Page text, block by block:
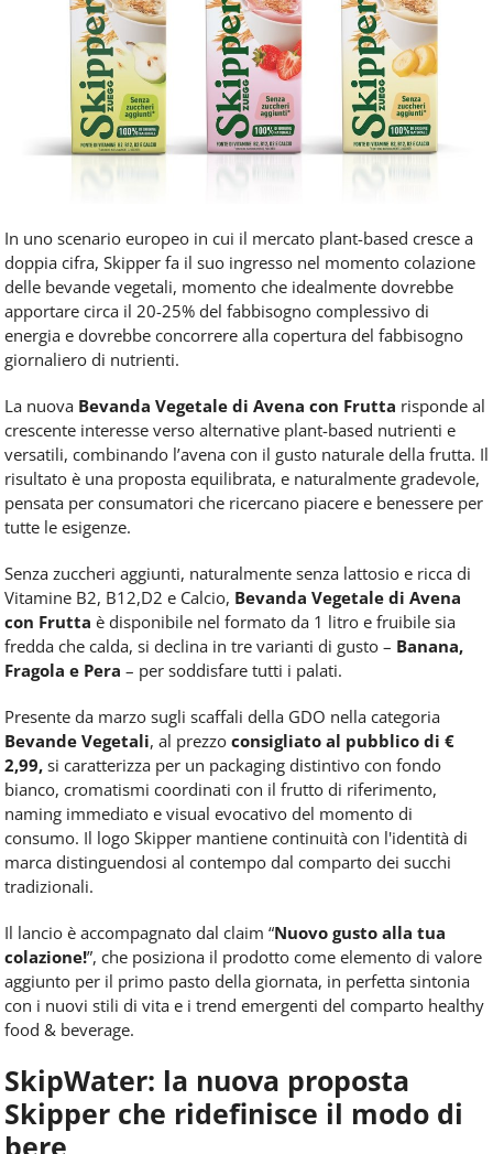
In uno scenario europeo in cui il mercato plant-based cresce a
doppia cifra, Skipper fa il suo ingresso nel momento colazione
delle bevande vegetali, momento che idealmente dovrebbe
apportare circa il 20-25% del fabbisogno complessivo di
energia e dovrebbe concorrere alla copertura del fabbisogno
giornaliero di nutrienti.
La nuova Bevanda Vegetale di Avena con Frutta risponde al
crescente interesse verso alternative plant-based nutrienti e
versatili, combinando l’avena con il gusto naturale della frutta. Il
risultato è una proposta equilibrata, e naturalmente gradevole,
pensata per consumatori che ricercano piacere e benessere per
tutte le esigenze.
Senza zuccheri aggiunti, naturalmente senza lattosio e ricca di
Vitamine B2, B12,D2 e Calcio, Bevanda Vegetale di Avena
con Frutta è disponibile nel formato da 1 litro e fruibile sia
fredda che calda, si declina in tre varianti di gusto – Banana,
Fragola e Pera – per soddisfare tutti i palati.
Presente da marzo sugli scaffali della GDO nella categoria
Bevande Vegetali, al prezzo consigliato al pubblico di €
2,99, si caratterizza per un packaging distintivo con fondo
bianco, cromatismi coordinati con il frutto di riferimento,
naming immediato e visual evocativo del momento di
consumo. Il logo Skipper mantiene continuità con l'identità di
marca distinguendosi al contempo dal comparto dei succhi
tradizionali.
Il lancio è accompagnato dal claim “Nuovo gusto alla tua
colazione!”, che posiziona il prodotto come elemento di valore
aggiunto per il primo pasto della giornata, in perfetta sintonia
con i nuovi stili di vita e i trend emergenti del comparto healthy
food & beverage.
SkipWater: la nuova proposta
Skipper che ridefinisce il modo di
bere